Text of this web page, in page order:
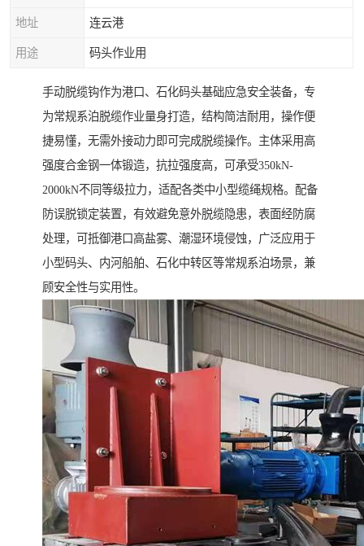
地址 连云港
用途 码头作业用
手动脱缆钩作为港口、石化码头基础应急安全装备，专
为常规系泊脱缆作业量身打造，结构简洁耐用，操作便
捷易懂，无需外接动力即可完成脱缆操作。主体采用高
强度合金钢一体锻造，抗拉强度高，可承受350kN-
2000kN不同等级拉力，适配各类中小型缆绳规格。配备
防误脱锁定装置，有效避免意外脱缆隐患，表面经防腐
处理，可抵御港口高盐雾、潮湿环境侵蚀，广泛应用于
小型码头、内河船舶、石化中转区等常规系泊场景，兼
顾安全性与实用性。